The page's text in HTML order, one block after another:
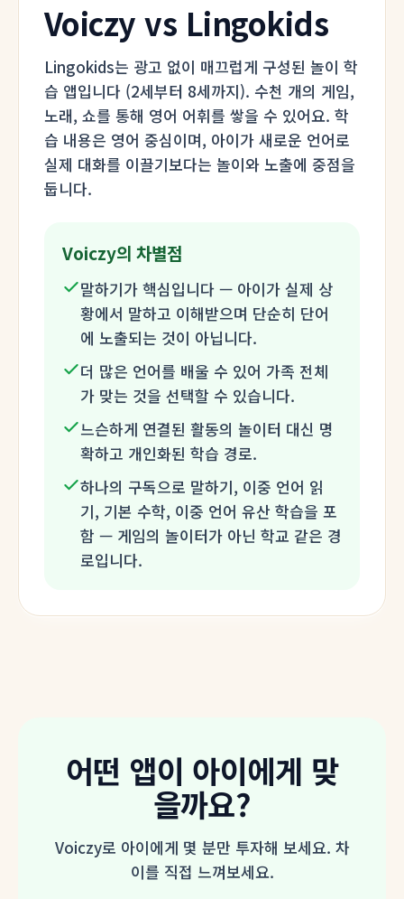
Voiczy vs Lingokids
Lingokids는 광고 없이 매끄럽게 구성된 놀이 학
습 앱입니다 (2세부터 8세까지). 수천 개의 게임,
노래, 쇼를 통해 영어 어휘를 쌓을 수 있어요. 학
습 내용은 영어 중심이며, 아이가 새로운 언어로
실제 대화를 이끌기보다는 놀이와 노출에 중점을
둡니다.
Voiczy의 차별점
말하기가 핵심입니다 — 아이가 실제 상
황에서 말하고 이해받으며 단순히 단어
에 노출되는 것이 아닙니다.
더 많은 언어를 배울 수 있어 가족 전체
가 맞는 것을 선택할 수 있습니다.
느슨하게 연결된 활동의 놀이터 대신 명
확하고 개인화된 학습 경로.
하나의 구독으로 말하기, 이중 언어 읽
기, 기본 수학, 이중 언어 유산 학습을 포
함 — 게임의 놀이터가 아닌 학교 같은 경
로입니다.
어떤 앱이 아이에게 맞
을까요?
Voiczy로 아이에게 몇 분만 투자해 보세요. 차
이를 직접 느껴보세요.